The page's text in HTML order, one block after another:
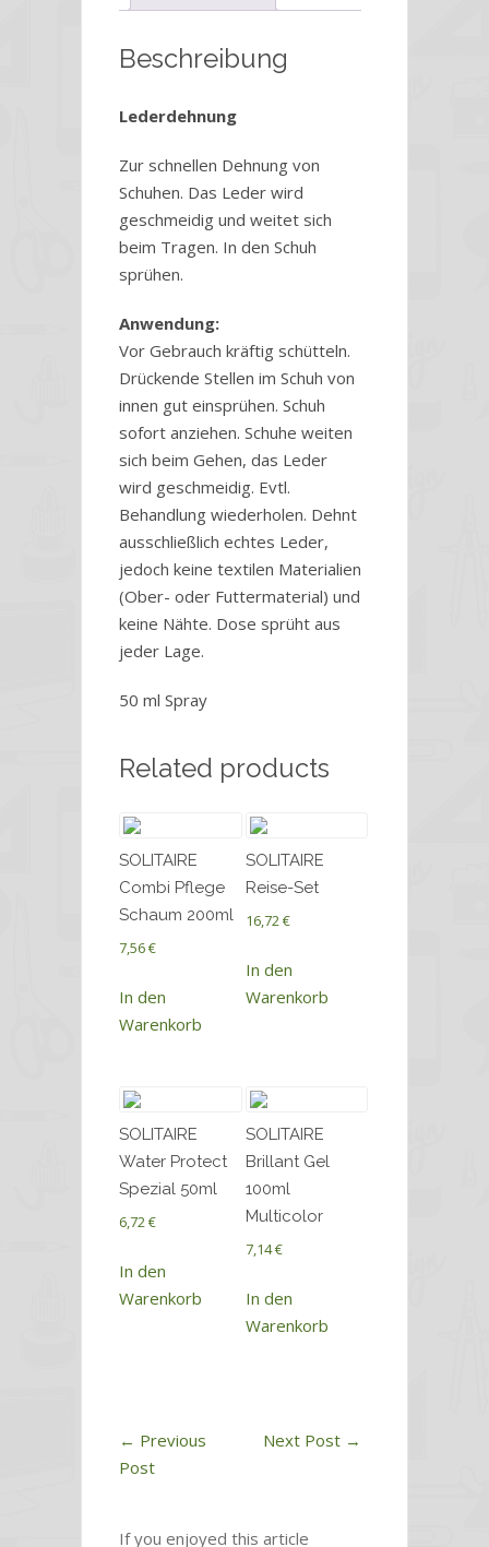
Beschreibung
Lederdehnung
Zur schnellen Dehnung von
Schuhen. Das Leder wird
geschmeidig und weitet sich
beim Tragen. In den Schuh
sprühen.
Anwendung:
Vor Gebrauch kräftig schütteln.
Drückende Stellen im Schuh von
innen gut einsprühen. Schuh
sofort anziehen. Schuhe weiten
sich beim Gehen, das Leder
wird geschmeidig. Evtl.
Behandlung wiederholen. Dehnt
ausschließlich echtes Leder,
jedoch keine textilen Materialien
(Ober- oder Futtermaterial) und
keine Nähte. Dose sprüht aus
jeder Lage.
50 ml Spray
Related products
SOLITAIRE
Combi Pflege
Schaum 200ml
7,56€
In den
Warenkorb
SOLITAIRE
Reise-Set
16,72€
In den
Warenkorb
SOLITAIRE
Water Protect
Spezial 50ml
6,72€
In den
Warenkorb
SOLITAIRE
Brillant Gel
100ml
Multicolor
7,14€
In den
Warenkorb
← Previous
Post
Next Post →
If you enjoyed this article